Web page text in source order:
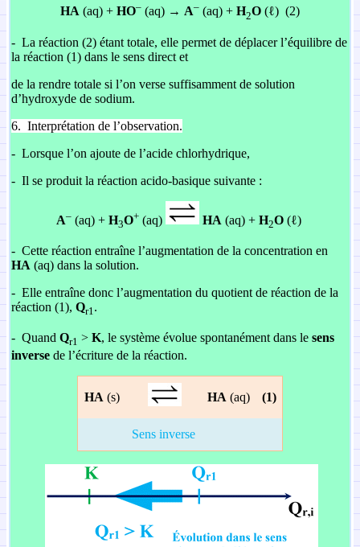
HA (aq) + HO– (aq) → A– (aq) + H2O (ℓ) (2)
- La réaction (2) étant totale, elle permet de déplacer l’équilibre de
la réaction (1) dans le sens direct et
de la rendre totale si l’on verse suffisamment de solution
d’hydroxyde de sodium.
6. Interprétation de l’observation.
- Lorsque l’on ajoute de l’acide chlorhydrique,
- Il se produit la réaction acido-basique suivante :
A–(aq) + H3O+(aq) HA (aq) + H2O(ℓ)
- Cette réaction entraîne l’augmentation de la concentration en
HA (aq) dans la solution.
- Elle entraîne donc l’augmentation du quotient de réaction de la
réaction (1), Qr1.
- Quand Qr1 > K, le système évolue spontanément dans le sens
inverse de l’écriture de la réaction.
HA (s) HA (aq) (1)
Sens inverse